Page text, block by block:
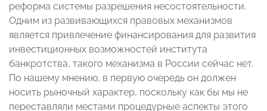
реформа системы разрешения несостоятельности.
Одним из развивающихся правовых механизмов
является привлечение финансирования для развития
инвестиционных возможностей института
банкротства, такого механизма в России сейчас нет.
По нашему мнению, в первую очередь он должен
носить рыночный характер, поскольку как бы мы не
переставляли местами процедурные аспекты этого